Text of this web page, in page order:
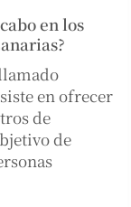
en los
en ofrecer
de
de